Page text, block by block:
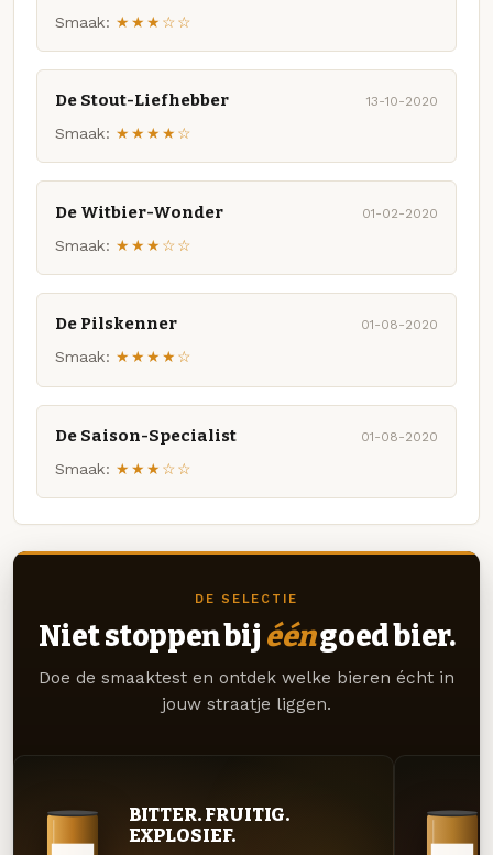
Smaak: ★★★☆☆
De Stout-Liefhebber 13-10-2020
Smaak: ★★★★☆
De Witbier-Wonder 01-02-2020
Smaak: ★★★☆☆
De Pilskenner 01-08-2020
Smaak: ★★★★☆
De Saison-Specialist 01-08-2020
Smaak: ★★★☆☆
DE SELECTIE
Niet stoppen bij ééngoed bier.
Doe de smaaktest en ontdek welke bieren écht in
jouw straatje liggen.
BITTER. FRUITIG.
EXPLOSIEF.